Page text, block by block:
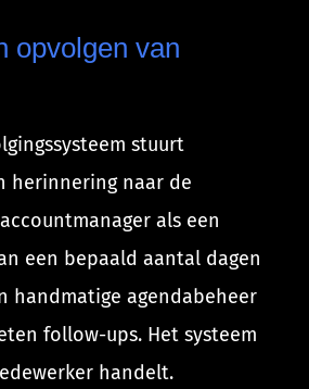
opvolgen van
stuurt
herinnering naar de
als een
een bepaald aantal dagen
handmatige agendabeheer
follow-ups. Het systeem
handelt.